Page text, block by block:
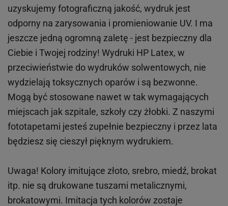
uzyskujemy fotograficzną jakość, wydruk jest
odporny na zarysowania i promieniowanie UV. I ma
jeszcze jedną ogromną zaletę - jest bezpieczny dla
Ciebie i Twojej rodziny! Wydruki HP Latex, w
przeciwieństwie do wydruków solwentowych, nie
wydzielają toksycznych oparów i są bezwonne.
Mogą być stosowane nawet w tak wymagających
miejscach jak szpitale, szkoły czy żłobki. Z naszymi
fototapetami jesteś zupełnie bezpieczny i przez lata
będziesz się cieszył pięknym wydrukiem.
Uwaga! Kolory imitujące złoto, srebro, miedź, brokat
itp. nie są drukowane tuszami metalicznymi,
brokatowymi. Imitacja tych kolorów zostaje